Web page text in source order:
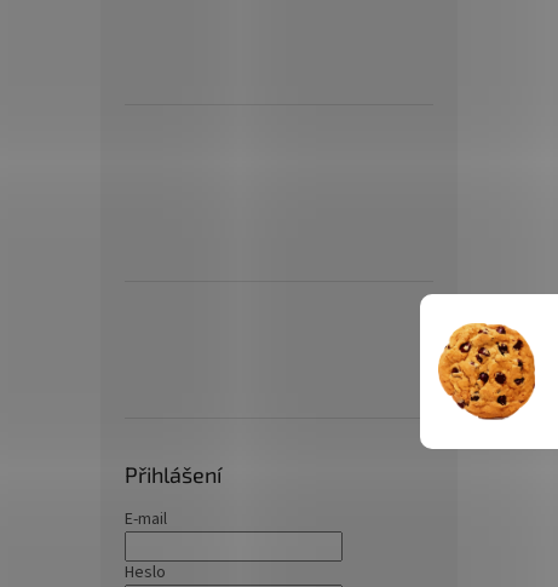
Přihlášení
E-mail
Heslo